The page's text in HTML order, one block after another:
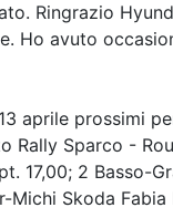
Ringrazio
Ho avuto
aprile prossimi
Rally Sparco -
17,00; 2 Basso-
Skoda Fabia